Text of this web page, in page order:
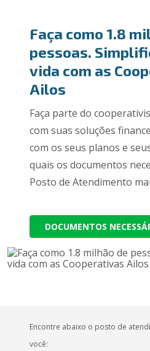
Faça como 1.8
pessoas.
vida com as
Ailos
Faça parte do
com suas soluções
com os seus planos e
quais os documentos
Posto de Atendimento
DOCUMENTOS
Encontre abaixo o posto de
você: